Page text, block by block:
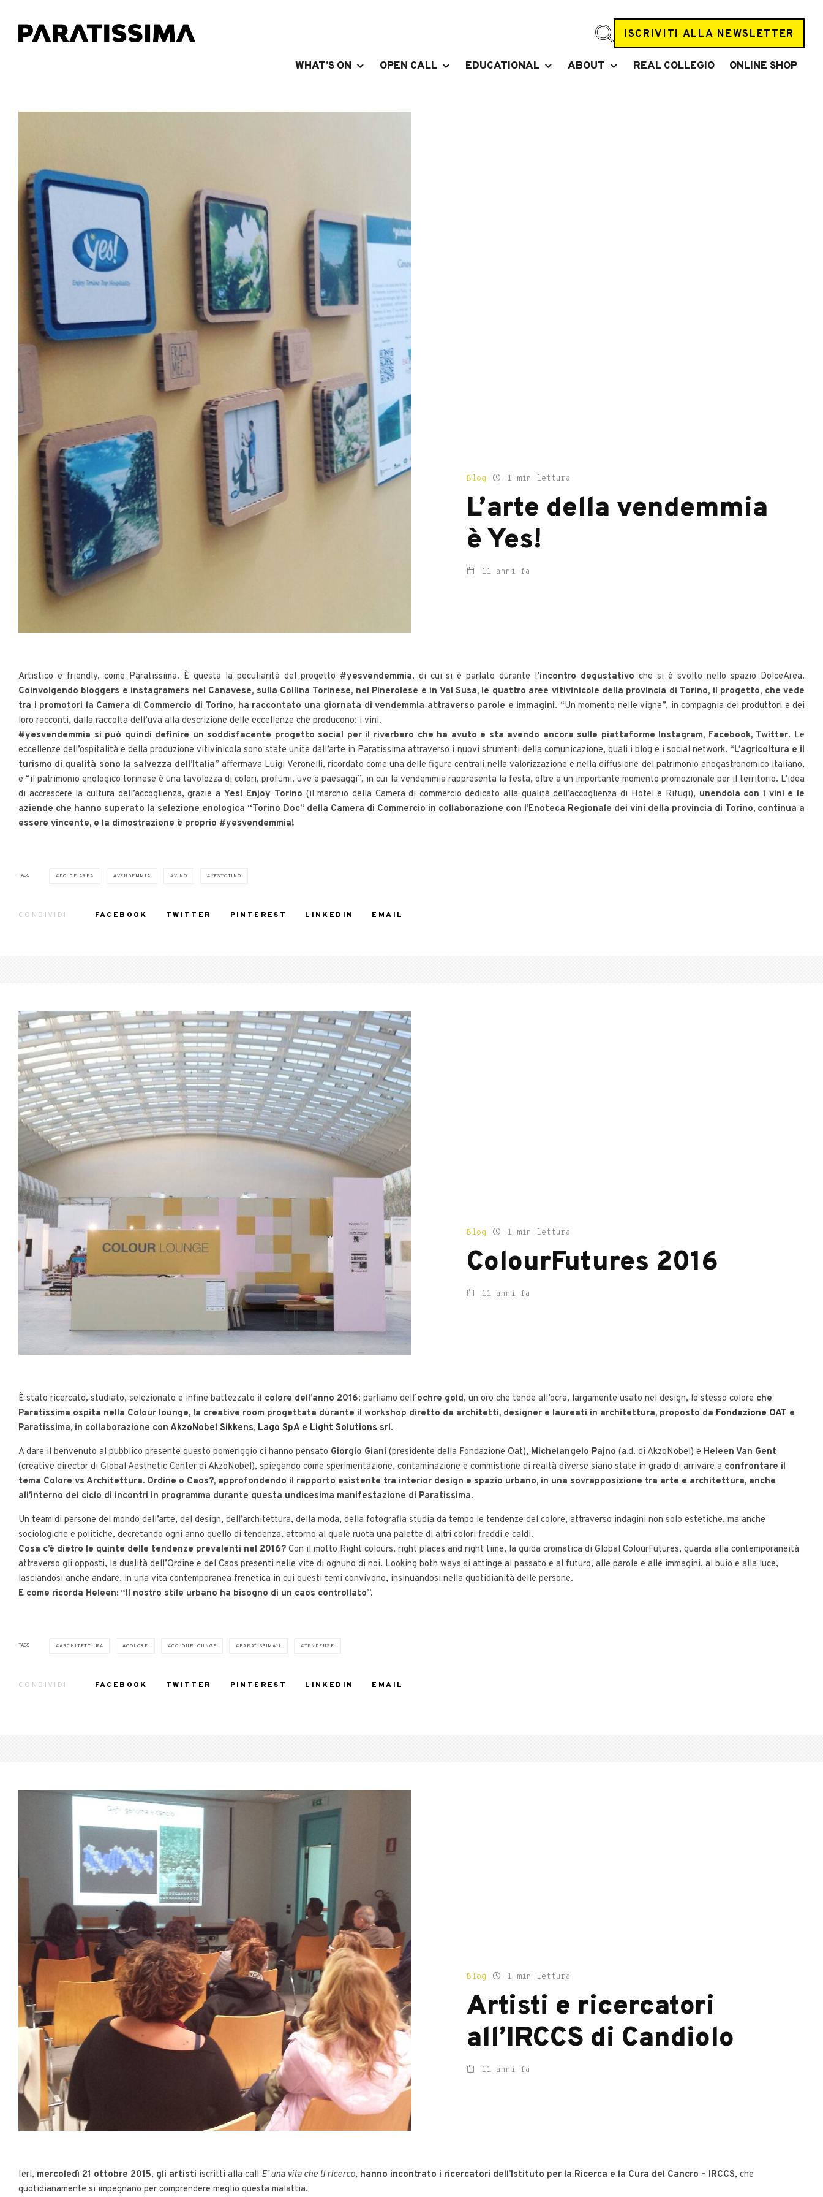
ISCRIVITI ALLA NEWSLETTER
WHAT’S ON OPEN CALL EDUCATIONAL ABOUT REAL COLLEGIO ONLINE SHOP
Blog 1 min lettura
L’arte della vendemmia
è Yes!
11 anni fa
Artistico e friendly, come Paratissima. È questa la peculiarità del progetto #yesvendemmia, di cui si è parlato durante l’incontro degustativo che si è svolto nello spazio DolceArea.
Coinvolgendo bloggers e instagramers nel Canavese, sulla Collina Torinese, nel Pinerolese e in Val Susa, le quattro aree vitivinicole della provincia di Torino, il progetto, che vede
tra i promotori la Camera di Commercio di Torino, ha raccontato una giornata di vendemmia attraverso parole e immagini. “Un momento nelle vigne”, in compagnia dei produttori e dei
loro racconti, dalla raccolta dell’uva alla descrizione delle eccellenze che producono: i vini.
#yesvendemmia si può quindi definire un soddisfacente progetto social per il riverbero che ha avuto e sta avendo ancora sulle piattaforme Instagram, Facebook, Twitter. Le
eccellenze dell’ospitalità e della produzione vitivinicola sono state unite dall’arte in Paratissima attraverso i nuovi strumenti della comunicazione, quali i blog e i social network. “L’agricoltura e il
turismo di qualità sono la salvezza dell’Italia” affermava Luigi Veronelli, ricordato come una delle figure centrali nella valorizzazione e nella diffusione del patrimonio enogastronomico italiano,
e “il patrimonio enologico torinese è una tavolozza di colori, profumi, uve e paesaggi”, in cui la vendemmia rappresenta la festa, oltre a un importante momento promozionale per il territorio. L’idea
di accrescere la cultura dell’accoglienza, grazie a Yes! Enjoy Torino (il marchio della Camera di commercio dedicato alla qualità dell’accoglienza di Hotel e Rifugi), unendola con i vini e le
aziende che hanno superato la selezione enologica “Torino Doc” della Camera di Commercio in collaborazione con l’Enoteca Regionale dei vini della provincia di Torino, continua a
essere vincente, e la dimostrazione è proprio #yesvendemmia!
TAGS DOLCE AREA VENDEMMIA VINO YESTOTINO
CONDIVIDI FACEBOOK TWITTER PINTEREST LINKEDIN EMAIL
Blog 1 min lettura
ColourFutures 2016
11 anni fa
È stato ricercato, studiato, selezionato e infine battezzato il colore dell’anno 2016: parliamo dell’ochre gold, un oro che tende all’ocra, largamente usato nel design, lo stesso colore che
Paratissima ospita nella Colour lounge, la creative room progettata durante il workshop diretto da architetti, designer e laureati in architettura, proposto da Fondazione OAT e
Paratissima, in collaborazione con AkzoNobel Sikkens, Lago SpAe Light Solutions srl.
A dare il benvenuto al pubblico presente questo pomeriggio ci hanno pensato Giorgio Giani (presidente della Fondazione Oat), Michelangelo Pajno (a.d. di AkzoNobel) e Heleen Van Gent
(creative director di Global Aesthetic Center di AkzoNobel), spiegando come sperimentazione, contaminazione e commistione di realtà diverse siano state in grado di arrivare a confrontare il
tema Colore vs Architettura. Ordine o Caos?, approfondendo il rapporto esistente tra interior design e spazio urbano, in una sovrapposizione tra arte e architettura, anche
all’interno del ciclo di incontri in programma durante questa undicesima manifestazione di Paratissima.
Un team di persone del mondo dell’arte, del design, dell’architettura, della moda, della fotografia studia da tempo le tendenze del colore, attraverso indagini non solo estetiche, ma anche
sociologiche e politiche, decretando ogni anno quello di tendenza, attorno al quale ruota una palette di altri colori freddi e caldi.
Cosa c’è dietro le quinte delle tendenze prevalenti nel 2016? Con il motto Right colours, right places and right time, la guida cromatica di Global ColourFutures, guarda alla contemporaneità
attraverso gli opposti, la dualità dell’Ordine e del Caos presenti nelle vite di ognuno di noi. Looking both ways si attinge al passato e al futuro, alle parole e alle immagini, al buio e alla luce,
lasciandosi anche andare, in una vita contemporanea frenetica in cui questi temi convivono, insinuandosi nella quotidianità delle persone.
E come ricorda Heleen: “Il nostro stile urbano ha bisogno di un caos controllato”.
TAGS ARCHITETTURA COLORE COLOURLOUNGE PARATISSIMA11 TENDENZE
CONDIVIDI FACEBOOK TWITTER PINTEREST LINKEDIN EMAIL
Blog 1 min lettura
Artisti e ricercatori
all’IRCCS di Candiolo
11 anni fa
Ieri, mercoledì 21 ottobre 2015, gli artisti iscritti alla call E’ una vita che ti ricerco, hanno incontrato i ricercatori dell’Istituto per la Ricerca e la Cura del Cancro – IRCCS, che
quotidianamente si impegnano per comprendere meglio questa malattia.